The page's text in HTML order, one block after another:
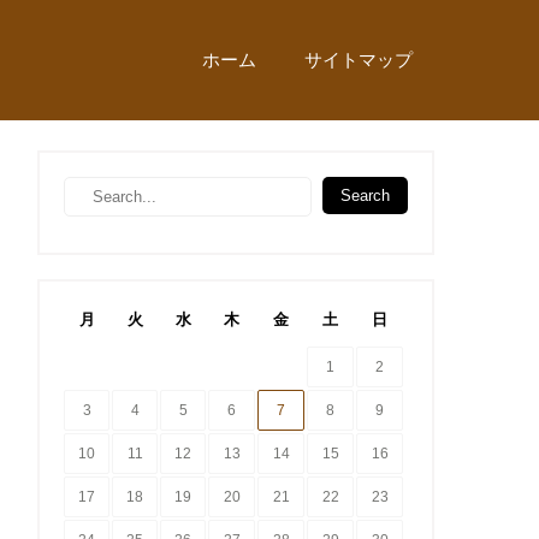
ホーム サイトマップ
月 火 水 木 金 土 日
1 2
3 4 5 6 7 8 9
10 11 12 13 14 15 16
17 18 19 20 21 22 23